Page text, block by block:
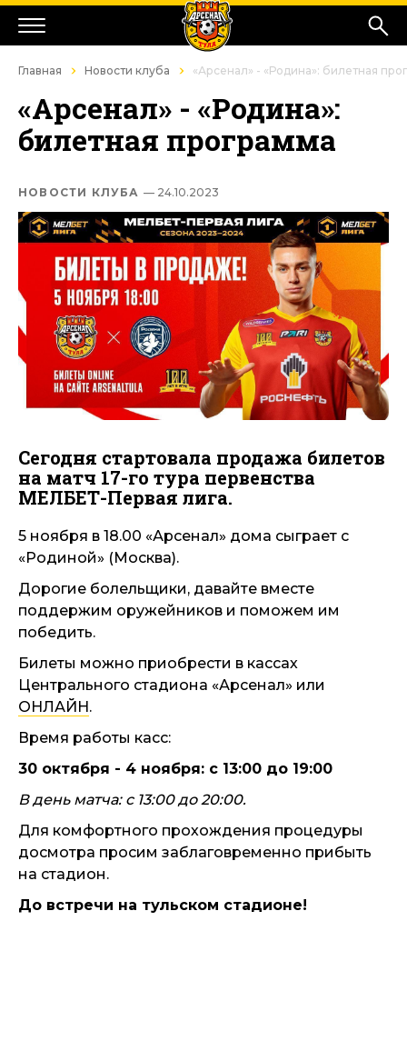
Главная Новости клуба «Арсенал» - «Родина»: билетная
«Арсенал» - «Родина»:
билетная программа
НОВОСТИ КЛУБА — 24.10.2023
Сегодня стартовала продажа билетов
на матч 17-го тура первенства
МЕЛБЕТ-Первая лига.
5 ноября в 18.00 «Арсенал» дома сыграет с
«Родиной» (Москва).
Дорогие болельщики, давайте вместе
поддержим оружейников и поможем им
победить.
Билеты можно приобрести в кассах
Центрального стадиона «Арсенал» или
ОНЛАЙН .
Время работы касс:
30 октября - 4 ноября: с 13:00 до 19:00
В день матча: с 13:00 до 20:00.
Для комфортного прохождения процедуры
досмотра просим заблаговременно прибыть
на стадион.
До встречи на тульском стадионе!